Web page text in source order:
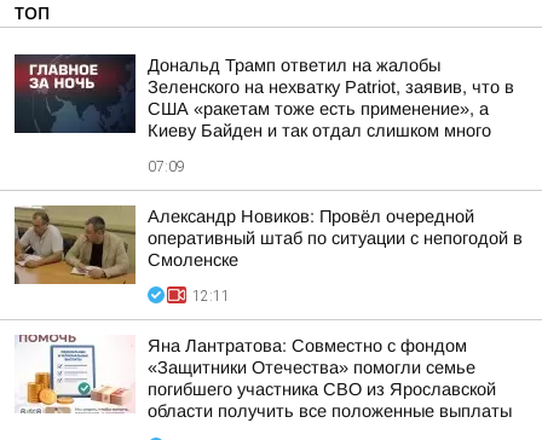
ТОП
Дональд Трамп ответил на жалобы
Зеленского на нехватку Patriot, заявив, что в
США «ракетам тоже есть применение», а
Киеву Байден и так отдал слишком много
07:09
Александр Новиков: Провёл очередной
оперативный штаб по ситуации с непогодой в
Смоленске
12:11
Яна Лантратова: Совместно с фондом
«Защитники Отечества» помогли семье
погибшего участника СВО из Ярославской
области получить все положенные выплаты